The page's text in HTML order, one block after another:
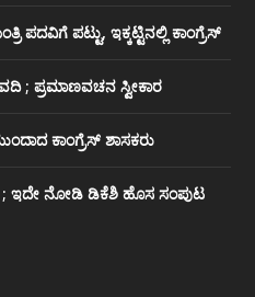
ಪದವಿಗೆ ‌ಪಟ್ಟು, ಇಕ್ಕಟ್ಟಿನಲ್ಲಿ ಕಾಂಗ್ರೆಸ್
; ಪ್ರಮಾಣವಚನ ಸ್ವೀಕಾರ
ಕಾಂಗ್ರೆಸ್ ‌ಶಾಸಕರು
; ಇದೇ ನೋಡಿ‌ ಡಿಕೆಶಿ ಹೊಸ ಸಂಪುಟ